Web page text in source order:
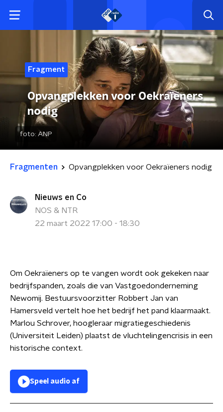
Fragment
Opvangplekken voor Oekraïeners
nodig
foto: ANP
Fragmenten Opvangplekken voor Oekraïeners nodig
Nieuws en Co
NOS & NTR
22 maart 2022 17:00 - 18:30
Om Oekraïeners op te vangen wordt ook gekeken naar
bedrijfspanden, zoals die van Vastgoedonderneming
Newomij. Bestuursvoorzitter Robbert Jan van
Hamersveld vertelt hoe het bedrijf het pand klaarmaakt.
Marlou Schrover, hoogleraar migratiegeschiedenis
(Universiteit Leiden) plaatst de vluchtelingencrisis in een
historische context.
Speel audio af